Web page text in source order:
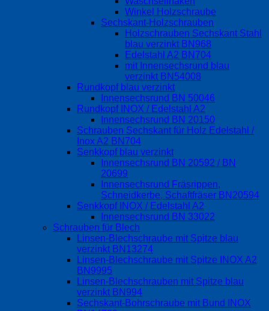
Winkel Holzschraube
Sechskant-Holzschrauben
Holzschrauben Sechskant Stahl
blau verzinkt BN968
Edelstahl A2 BN704
mit Innensechsrund blau
verzinkt BN54008
Rundkopf blau verzinkt
Innensechsrund BN 50046
Rundkopf INOX / Edelstahl A2
Innensechsrund BN 20150
Schrauben Sechskant für Holz Edelstahl /
Inox A2 BN704
Senkkopf blau verzinkt
Innensechsrund BN 20592 / BN
20699
Innensechsrund Fräsrippen,
Schneidkerbe, Schaftfräser BN20594
Senkkopf INOX / Edelstahl A2
Innensechsrund BN 33022
Schrauben für Blech
Linsen-Blechschraube mit Spitze blau
verzinkt BN13274
Linsen-Blechschraube mit Spitze INOX A2
BN9995
Linsen-Blechschrauben mit Spitze blau
verzinkt BN994
Sechskant-Bohrschraube mit Bund INOX